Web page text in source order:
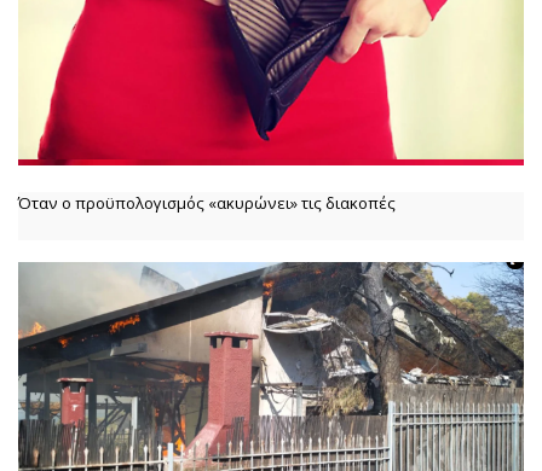
Όταν ο προϋπολογισμός «ακυρώνει» τις διακοπές